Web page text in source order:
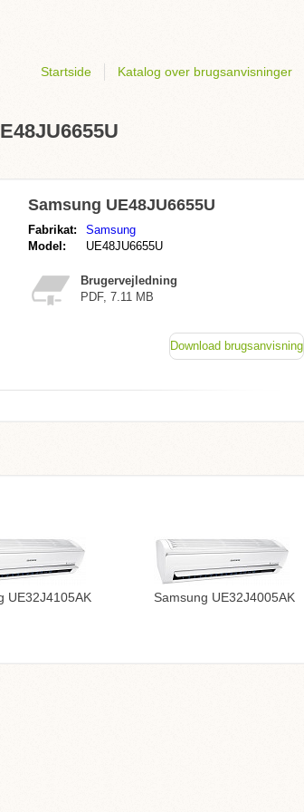
Startside Katalog over brugsanvisninger
Samsung UE48JU6655U
Fabrikat:
Samsung
Model:
UE48JU6655U
Brugervejledning
PDF, 7.11 MB
Download brugsanvisning
UE32J4105AK Samsung UE32J4005AK